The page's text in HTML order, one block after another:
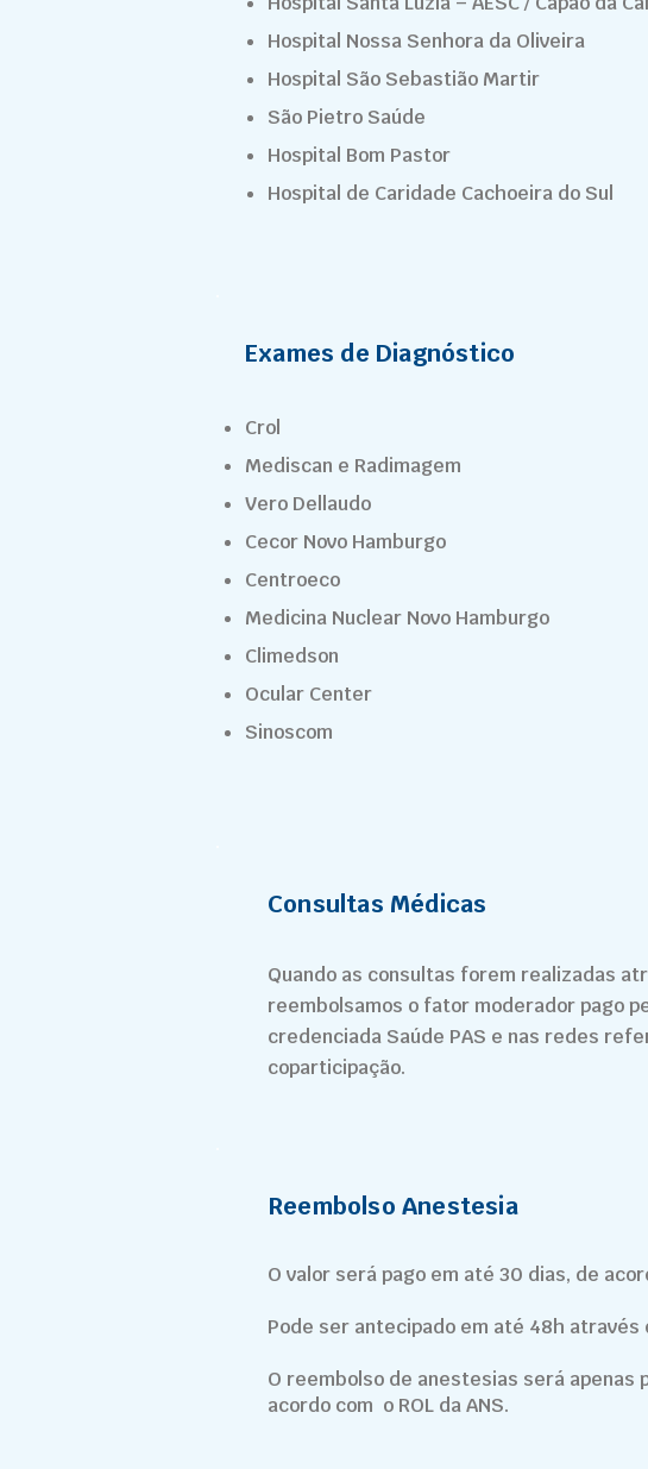
Hospital Nossa Senhora da Oliveira
Hospital São Sebastião Martir
São Pietro Saúde
Hospital Bom Pastor
Hospital de Caridade Cachoeira do Sul
Exames de Diagnóstico
Crol
Mediscan e Radimagem
Vero Dellaudo
Cecor Novo Hamburgo
Centroeco
Medicina Nuclear Novo Hamburgo
Climedson
Ocular Center
Sinoscom
Consultas Médicas
Quando as consultas forem realizadas
reembolsamos o fator moderador pago
credenciada Saúde PAS e nas redes
coparticipação.
Reembolso Anestesia
O valor será pago em até 30 dias, de
Pode ser antecipado em até 48h através
O reembolso de anestesias será
acordo com o ROL da ANS.